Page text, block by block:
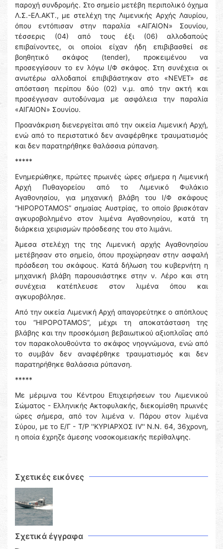
παροχή συνδρομής. Στο σημείο μετέβη περιπολικό όχημα
Λ.Σ.-ΕΛ.ΑΚΤ., με στελέχη της Λιμενικής Αρχής Λαυρίου,
όπου εντόπισαν στην παραλία «ΑΙΓΑΙΟΝ» Σουνίου,
τέσσερις (04) από τους έξι (06) αλλοδαπούς
επιβαίνοντες, οι οποίοι είχαν ήδη επιβιβασθεί σε
βοηθητικό σκάφος (tender), προκειμένου να
προσεγγίσουν το εν λόγω Ι/Φ σκάφος. Στη συνέχεια οι
ανωτέρω αλλοδαποί επιβιβάστηκαν στο «NEVET» σε
απόσταση περίπου δύο (02) ν.μ. από την ακτή και
προσέγγισαν αυτοδύναμα με ασφάλεια την παραλία
«ΑΙΓΑΙΟΝ» Σουνίου.
Προανάκριση διενεργείται από την οικεία Λιμενική Αρχή,
ενώ από το περιστατικό δεν αναφέρθηκε τραυματισμός
και δεν παρατηρήθηκε θαλάσσια ρύπανση.
*****
Ενημερώθηκε, πρώτες πρωινές ώρες σήμερα η Λιμενική
Αρχή Πυθαγορείου από το Λιμενικό Φυλάκιο
Αγαθονησίου, για μηχανική βλάβη του Ι/Φ σκάφους
“HIPOPOTAMOS” σημαίας Αυστρίας, το οποίο βρισκόταν
αγκυροβολημένο στον λιμένα Αγαθονησίου, κατά τη
διάρκεια χειρισμών πρόσδεσης του στο λιμάνι.
Άμεσα στελέχη της της Λιμενική αρχής Αγαθονησίου
μετέβησαν στο σημείο, όπου προχώρησαν στην ασφαλή
πρόσδεση του σκάφους. Κατά δήλωση του κυβερνήτη η
μηχανική βλάβη παρουσιάστηκε στην ν. Λέρο και στη
συνέχεια κατέπλευσε στον λιμένα όπου και
αγκυροβόλησε.
Από την οικεία Λιμενική Αρχή απαγορεύτηκε ο απόπλους
του “HIPOPOTAMOS”, μέχρι τη αποκατάσταση της
βλάβης και την προσκόμιση βεβαιωτικού αξιοπλοΐας από
τον παρακολουθούντα το σκάφος νηογνώμονα, ενώ από
το συμβάν δεν αναφέρθηκε τραυματισμός και δεν
παρατηρήθηκε θαλάσσια ρύπανση.
*****
Με μέριμνα του Κέντρου Επιχειρήσεων του Λιμενικού
Σώματος - Ελληνικής Ακτοφυλακής, διεκομίσθη πρωινές
ώρες σήμερα, από τον λιμένα ν. Πάρου στον λιμένα
Σύρου, με το Ε/Γ - Τ/Ρ ''ΚΥΡΙΑΡΧΟΣ ΙV'' Ν.Ν. 64, 36χρονη,
η οποία έχρηζε άμεσης νοσοκομειακής περίθαλψης.
Σχετικές εικόνες
Σχετικά έγγραφα